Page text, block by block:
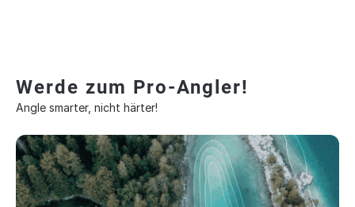
Werde zum Pro-Angler!
Angle smarter, nicht härter!